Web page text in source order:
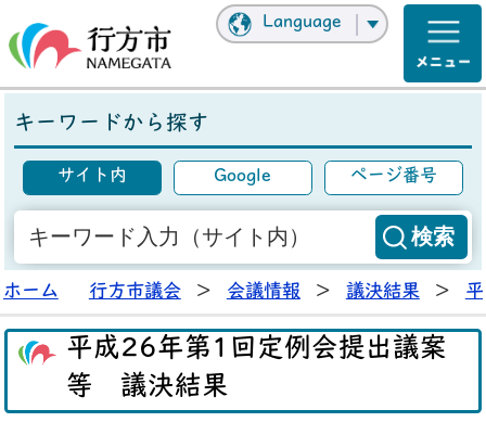
Language
キーワードから探す
サイト内 Google ページ番号
ホーム 行方市議会 > 会議情報 > 議決結果 >
平成26年第1回定例会提出議案
等 議決結果